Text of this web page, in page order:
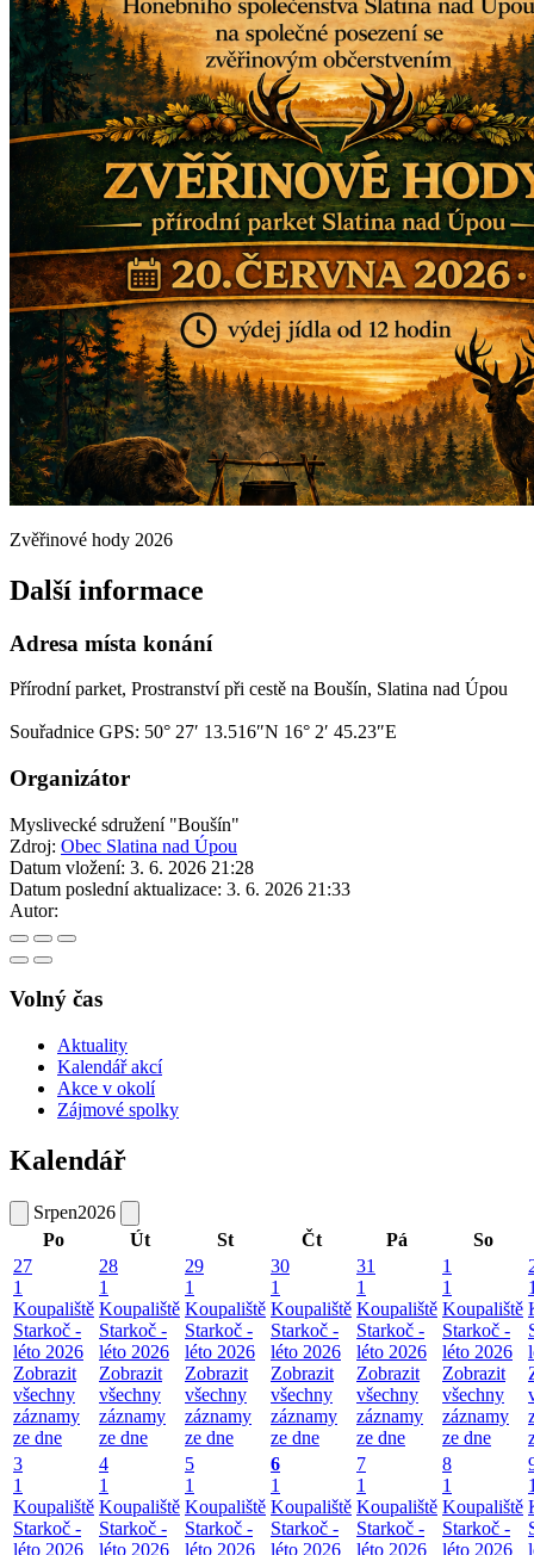
Zvěřinové hody 2026
Další informace
Adresa místa konání
Přírodní parket, Prostranství při cestě na Boušín, Slatina nad Úpou
Souřadnice GPS: 50° 27′ 13.516″N 16° 2′ 45.23″E
Organizátor
Myslivecké sdružení "Boušín"
Zdroj: Obec Slatina nad Úpou
Datum vložení: 3. 6. 2026 21:28
Datum poslední aktualizace: 3. 6. 2026 21:33
Autor:
Volný čas
Aktuality
Kalendář akcí
Akce v okolí
Zájmové spolky
Kalendář
Srpen2026
Po
Út St Čt Pá
So
27
1
Koupaliště
Starkoč -
léto 2026
Zobrazit
všechny
záznamy
ze dne
28
1
Koupaliště
Starkoč -
léto 2026
Zobrazit
všechny
záznamy
ze dne
29
1
Koupaliště
Starkoč -
léto 2026
Zobrazit
všechny
záznamy
ze dne
30
1
Koupaliště
Starkoč -
léto 2026
Zobrazit
všechny
záznamy
ze dne
31
1
Koupaliště
Starkoč -
léto 2026
Zobrazit
všechny
záznamy
ze dne
1
1
Koupaliště
Starkoč -
léto 2026
Zobrazit
všechny
záznamy
ze dne
3
1
Koupaliště
Starkoč -
léto 2026
4
1
Koupaliště
Starkoč -
léto 2026
5
1
Koupaliště
Starkoč -
léto 2026
6
1
Koupaliště
Starkoč -
léto 2026
7
1
Koupaliště
Starkoč -
léto 2026
8
1
Koupaliště
Starkoč -
léto 2026